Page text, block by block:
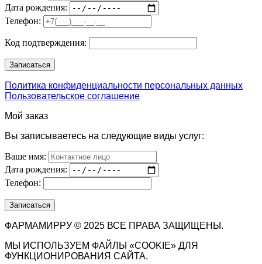
Дата рождения:
Телефон:
Код подтверждения:
Политика конфиденциальности персональных данных
Пользовательское соглашение
Мой заказ
Вы записываетесь на следующие виды услуг:
Ваше имя:
Дата рождения:
Телефон:
ФАРМАМИРРУ © 2025 ВСЕ ПРАВА ЗАЩИЩЕНЫ.
МЫ ИСПОЛЬЗУЕМ ФАЙЛЫ «COOKIE» ДЛЯ
ФУНКЦИОНИРОВАНИЯ САЙТА.